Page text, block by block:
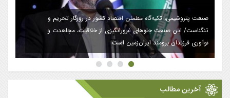
صنعت پتروشیمی، تکیه‌گاه مطمئن اقتصاد کشور در
تنگناست/ این صنعت جلوهای غرورانگیزی از
نوآوری فرزندان برومند ایران‌زمین است
تولید را کاهش می‌دهد
به دولت کمک
آخرین مطالب